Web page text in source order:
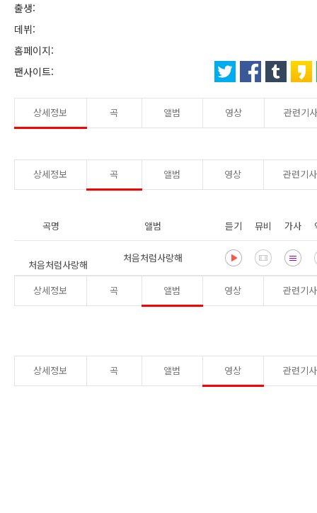
출생:
데뷔:
홈페이지:
팬사이트:
상세정보 곡 앨범 영상 관련기
상세정보 곡 앨범 영상 관련기사
곡명 앨범 듣기 뮤비 가사
처음처럼사랑해
처음처럼사랑해
상세정보 곡 앨범 영상 관련기사
상세정보 곡 앨범 영상 관련기사